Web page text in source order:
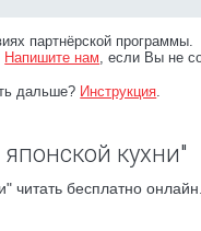
партнёрской программы.
Напишите нам, если Вы не
дальше? Инструкция.
кухни"
бесплатно онлайн.